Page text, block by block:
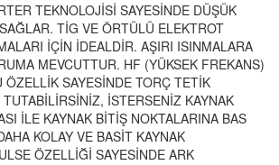
TEKNOLOJİSİ SAYESİNDE DÜŞÜK
TİG VE ÖRTÜLÜ ELEKTROT
İÇİN İDEALDİR. AŞIRI ISINMALARA
MEVCUTTUR. HF (YÜKSEK FREKANS)
SAYESİNDE TORÇ TETİK
İSTERSENİZ KAYNAK
İLE KAYNAK BİTİŞ NOKTALARINA BAS
KOLAY VE BASİT KAYNAK
ÖZELLİĞİ SAYESİNDE ARK